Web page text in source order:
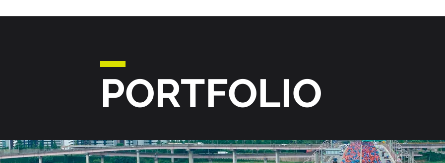
PORTFOLIO